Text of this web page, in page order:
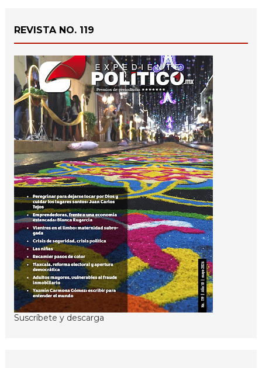
REVISTA NO. 119
Suscríbete y descarga